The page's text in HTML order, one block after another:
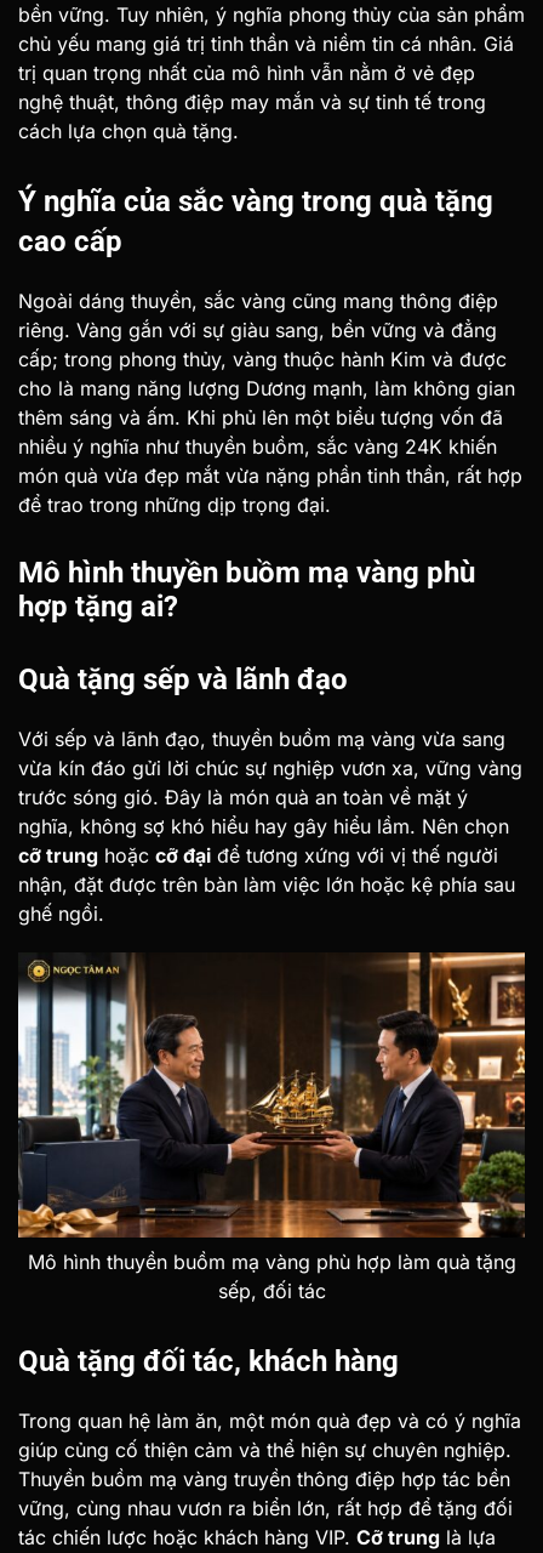
bền vững. Tuy nhiên, ý nghĩa phong thủy của sản phẩm
chủ yếu mang giá trị tinh thần và niềm tin cá nhân. Giá
trị quan trọng nhất của mô hình vẫn nằm ở vẻ đẹp
nghệ thuật, thông điệp may mắn và sự tinh tế trong
cách lựa chọn quà tặng.
Ý nghĩa của sắc vàng trong quà tặng
cao cấp
Ngoài dáng thuyền, sắc vàng cũng mang thông điệp
riêng. Vàng gắn với sự giàu sang, bền vững và đẳng
cấp; trong phong thủy, vàng thuộc hành Kim và được
cho là mang năng lượng Dương mạnh, làm không gian
thêm sáng và ấm. Khi phủ lên một biểu tượng vốn đã
nhiều ý nghĩa như thuyền buồm, sắc vàng 24K khiến
món quà vừa đẹp mắt vừa nặng phần tinh thần, rất hợp
để trao trong những dịp trọng đại.
Mô hình thuyền buồm mạ vàng phù
hợp tặng ai?
Quà tặng sếp và lãnh đạo
Với sếp và lãnh đạo, thuyền buồm mạ vàng vừa sang
vừa kín đáo gửi lời chúc sự nghiệp vươn xa, vững vàng
trước sóng gió. Đây là món quà an toàn về mặt ý
nghĩa, không sợ khó hiểu hay gây hiểu lầm. Nên chọn
cỡ trung hoặc cỡ đại để tương xứng với vị thế người
nhận, đặt được trên bàn làm việc lớn hoặc kệ phía sau
ghế ngồi.
Mô hình thuyền buồm mạ vàng phù hợp làm quà tặng
sếp, đối tác
Quà tặng đối tác, khách hàng
Trong quan hệ làm ăn, một món quà đẹp và có ý nghĩa
giúp củng cố thiện cảm và thể hiện sự chuyên nghiệp.
Thuyền buồm mạ vàng truyền thông điệp hợp tác bền
vững, cùng nhau vươn ra biển lớn, rất hợp để tặng đối
tác chiến lược hoặc khách hàng VIP. Cỡ trung là lựa